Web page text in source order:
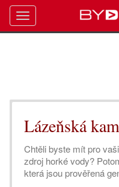
Lázeňská
Chtěli byste mít pro
zdroj horké vody?
která jsou prověřená
Toggle
navigation